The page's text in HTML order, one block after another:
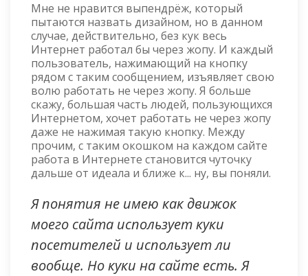
Мне не нравится выпендрёж, который
пытаются назвать дизайном, но в данном
случае, действительно, без кук весь
Интернет работал бы через жопу. И каждый
пользователь, нажимающий на кнопку
рядом с таким сообщением, изъявляет свою
волю работать не через жопу. Я больше
скажу, большая часть людей, пользующихся
Интернетом, хочет работать не через жопу
даже не нажимая такую кнопку. Между
прочим, с таким окошком на каждом сайте
работа в Интернете становится чуточку
дальше от идеала и ближе к... ну, вы поняли.
Я понятия не имею как движок
моего сайта использует куки
посетителей и использует ли
вообще. Но куки на сайте есть. Я